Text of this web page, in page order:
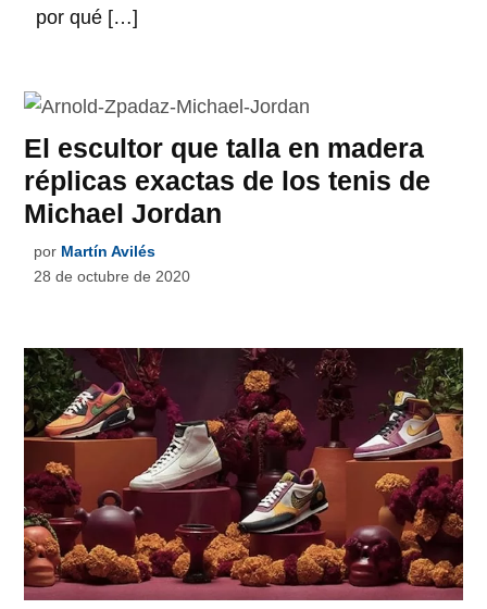
por qué […]
El escultor que talla en madera
réplicas exactas de los tenis de
Michael Jordan
por Martín Avilés
28 de octubre de 2020